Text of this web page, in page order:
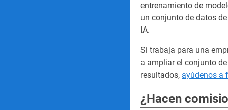
entrenamiento de
un conjunto de datos
IA.
Si trabaja para una
a ampliar el conjunto
resultados, ayúdenos a
¿Hacen